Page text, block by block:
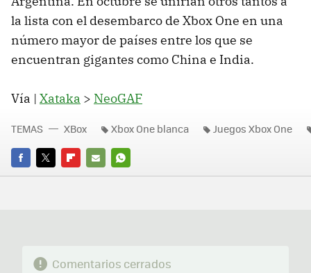
la lista con el desembarco de Xbox One en una
número mayor de países entre los que se
encuentran gigantes como China e India.
Vía | Xataka > NeoGAF
FACEBOOK
TWITTERFLIPBOARD
E-
WHATSAPP
TEMAS XBox Xbox One blanca Juegos Xbox One
Comentarios cerrados